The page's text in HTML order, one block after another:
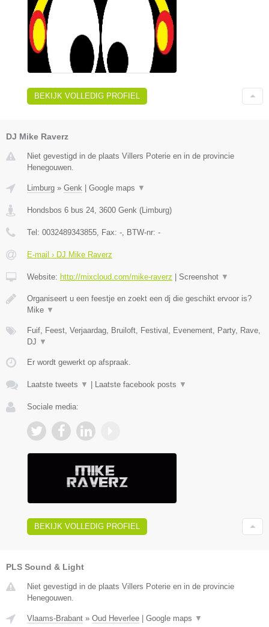
BEKIJK VOLLEDIG PROFIEL
DJ Mike Raverz
Niet gevestigd in de plaats Villers Poterie en in de provincie
Henegouwen.
Limburg » Genk Google maps ▼
Hondsbos 6 bus 24, 3600 Genk (Limburg)
Tel: 0032489343855, Fax: -, BTW-nr: -
E-mail › DJ Mike Raverz
Website: http://mixcloud.com/mike-raverz Screenshot ▼
Organiseert u een feestje en zoekt een dj die geschikt ervoor is?
Mike ▼
Fuif, Feest, Verjaardag, Bruiloft, Festival, Evenement, Party, Rave,
DJ ▼
Er wordt gewerkt op afspraak.
Laatste tweets ▼ Laatste facebook posts ▼
Sociale media:
BEKIJK VOLLEDIG PROFIEL
PLS Sound & Light
Niet gevestigd in de plaats Villers Poterie en in de provincie
Henegouwen.
Vlaams-Brabant » Oud Heverlee Google maps ▼